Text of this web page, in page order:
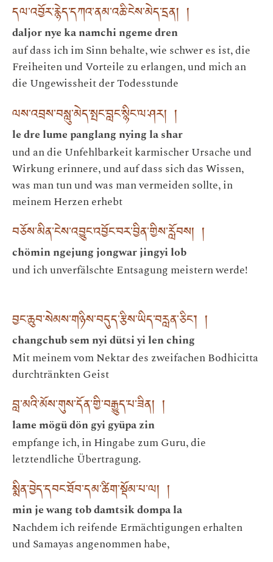
དལ་འབྱོར་རྙེད་དཀའ་ནམ་འཆི་ངེས་མེད་དྲན། །
daljor nye ka namchi ngeme dren
auf dass ich im Sinn behalte, wie schwer es ist, die
Freiheiten und Vorteile zu erlangen, und mich an
die Ungewissheit der Todesstunde
ལས་འབྲས་བསླུ་མེད་སྤང་བླང་སྙིང་ལ་ཤར། །
le dre lume panglang nying la shar
und an die Unfehlbarkeit karmischer Ursache und
Wirkung erinnere, und auf dass sich das Wissen,
was man tun und was man vermeiden sollte, in
meinem Herzen erhebt
བཅོས་མིན་ངེས་འབྱུང་འབྱོང་བར་བྱིན་གྱིས་རློབས། །
chömin ngejung jongwar jingyi lob
und ich unverfälschte Entsagung meistern werde!
བྱང་ཆུབ་སེམས་གཉིས་བདུད་རྩིས་ཡིད་བརླན་ཅིང་། །
changchub sem nyi dütsi yi len ching
Mit meinem vom Nektar des zweifachen Bodhicitta
durchtränkten Geist
བླ་མའི་མོས་གུས་དོན་གྱི་བརྒྱུད་པ་ཟིན། །
lame mögü dön gyi gyüpa zin
empfange ich, in Hingabe zum Guru, die
letztendliche Übertragung.
སྨིན་བྱེད་དབང་ཐོབ་དམ་ཚིག་སྡོམ་པ་ལ། །
min je wang tob damtsik dompa la
Nachdem ich reifende Ermächtigungen erhalten
und Samayas angenommen habe,